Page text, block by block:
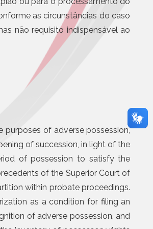
de Títulos e Documentos
Eletrônicos
Extrajudicial
as circunstâncias do caso
não requisito indispensável ao
of adverse possession,
of succession, in light of the
of possession to satisfy the
of the Superior Court of
within probate proceedings.
as a condition for filing an
of adverse possession, and
Serviços Jurídicos
Cursos
Editoras, Jornais e Revistas
Informática
Site